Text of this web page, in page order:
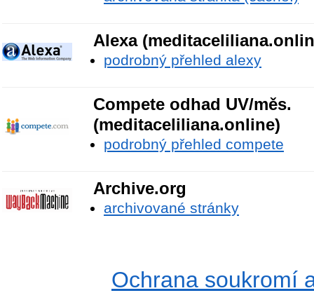
Alexa
podrobný přehled alexy
Compete odhad UV/měs.
(meditaceliliana.online)
podrobný přehled compete
Archive.org
archivované stránky
Ochrana soukromí